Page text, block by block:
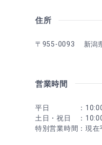
住所
〒955-0093 新潟
営業時間
平日 ：10:00
土日・祝日 ：
特別営業時間：現